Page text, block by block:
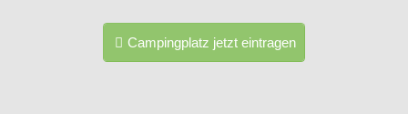
Campingplatz jetzt eintragen